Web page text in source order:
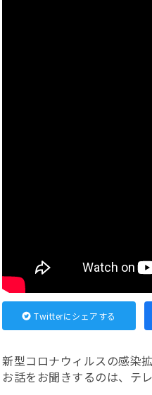
Twitterにシェアする
新型コロナウィルスの感染
お話をお聞きするのは、テ